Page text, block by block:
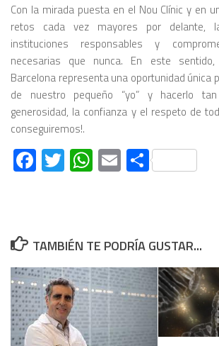
Con la mirada puesta en el Nou Clínic y en
retos cada vez mayores por delante,
instituciones responsables y
necesarias que nunca. En este
Barcelona representa una oportunidad única
de nuestro pequeño “yo” y hacerlo
generosidad, la confianza y el respeto de
conseguiremos!.
Facebook
Twitter
WhatsApp
Email
TAMBIÉN TE PODRÍA GUSTAR...